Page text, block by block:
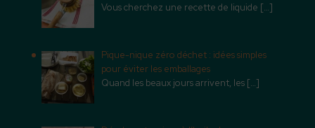
Vous cherchez une recette de liquide […]
Pique-nique zéro déchet : idées simples
pour éviter les emballages
Quand les beaux jours arrivent, les […]